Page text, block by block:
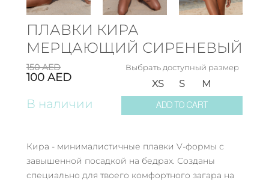
ПЛАВКИ КИРА
МЕРЦАЮЩИЙ СИРЕНЕВЫЙ
150AED
100 AED
В наличии
Выбрать доступный размер
M
S
XS
ADD TO CART
Кира - минималистичные плавки V-формы с
завышенной посадкой на бедрах. Созданы
специально для твоего комфортного загара на